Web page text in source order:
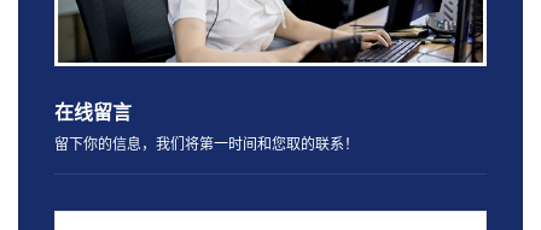
在线留言
留下你的信息，我们将第一时间和您取的联系！